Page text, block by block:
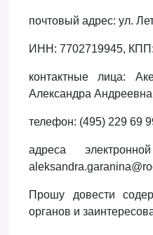
почтовый адрес: ул.
ИНН: 7702719945,
контактные лица:
Александра
телефон: (495) 229 69
адреса
Прошу довести
органов и